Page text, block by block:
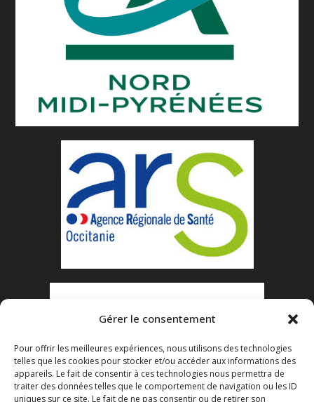
Gérer le consentement
Pour offrir les meilleures expériences, nous utilisons des technologies
telles que les cookies pour stocker et/ou accéder aux informations des
appareils. Le fait de consentir à ces technologies nous permettra de
traiter des données telles que le comportement de navigation ou les ID
uniques sur ce site. Le fait de ne pas consentir ou de retirer son